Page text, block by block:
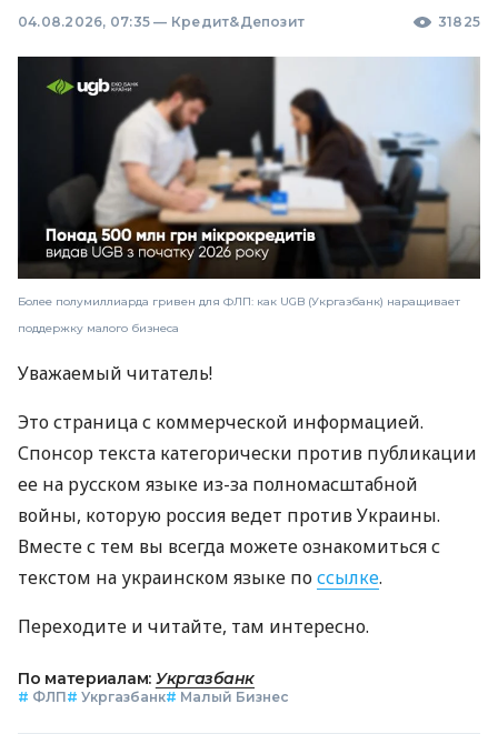
04.08.2026, 07:35 — Кредит&Депозит 31825
Более полумиллиарда гривен для ФЛП: как UGB (Укргазбанк) наращивает
поддержку малого бизнеса
Уважаемый читатель!
Это страница с коммерческой информацией.
Спонсор текста категорически против публикации
ее на русском языке из-за полномасштабной
войны, которую россия ведет против Украины.
Вместе с тем вы всегда можете ознакомиться с
текстом на украинском языке поссылке.
Переходите и читайте, там интересно.
По материалам: Укргазбанк
# ФЛП# Укргазбанк# Малый Бизнес